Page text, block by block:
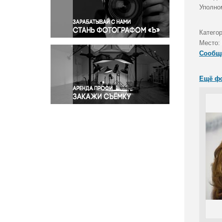
Правосудие
Происшествия и конфликты
Религия
Светская жизнь
Спорт
Экология
Экономика и бизнес
Место:
Ещё